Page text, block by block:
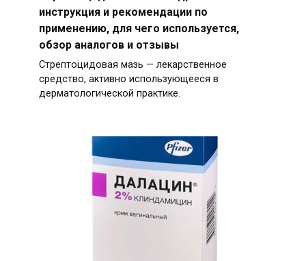
инструкция и рекомендации по
применению, для чего используется,
обзор аналогов и отзывы
Стрептоцидовая мазь — лекарственное
средство, активно использующееся в
дерматологической практике.